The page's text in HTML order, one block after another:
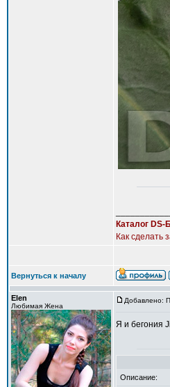
Каталог DS-
Как сделать
Вернуться к началу
Elen
Любимая Жена
Добавлено:
Я и бегония
Описание: